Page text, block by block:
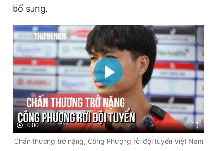
bổ sung.
0:00
Chấn thương trở nặng, Công Phượng rời đội tuyển Việt Nam